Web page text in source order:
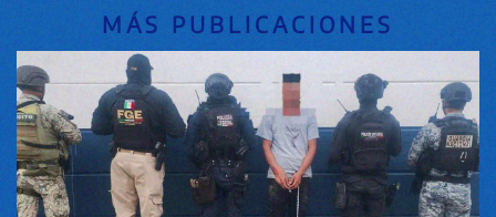
MÁS PUBLICACIONES